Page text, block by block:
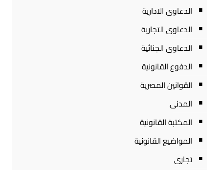
الدعاوى الادارية
الدعاوى التجارية
الدعاوى الجنائية
الدفوع القانونية
القوانين المصرية
المدنى
المكتبة القانونية
المواضيع القانونية
تجارى